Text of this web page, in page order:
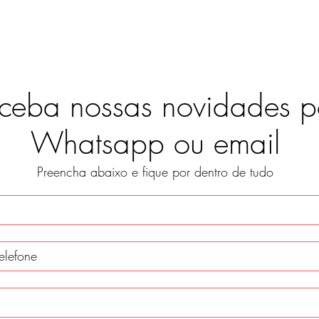
nossas novidades
Whatsapp ou email
Preencha abaixo e fique por dentro de tudo